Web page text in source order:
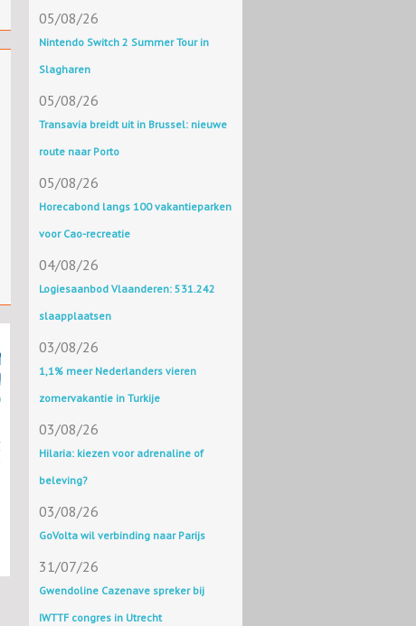
05/08/26
Nintendo Switch 2 Summer Tour in
Slagharen
05/08/26
Transavia breidt uit in Brussel: nieuwe
route naar Porto
05/08/26
Horecabond langs 100 vakantieparken
voor Cao-recreatie
04/08/26
Logiesaanbod Vlaanderen: 531.242
slaapplaatsen
03/08/26
1,1% meer Nederlanders vieren
zomervakantie in Turkije
03/08/26
Hilaria: kiezen voor adrenaline of
beleving?
03/08/26
GoVolta wil verbinding naar Parijs
31/07/26
Gwendoline Cazenave spreker bij
IWTTF congres in Utrecht